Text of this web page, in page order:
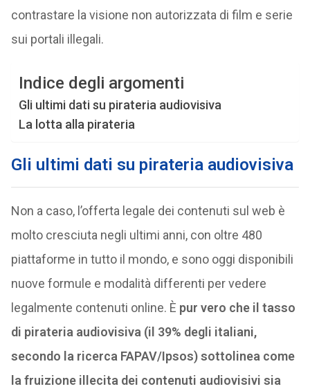
contrastare la visione non autorizzata di film e serie
sui portali illegali.
Indice degli argomenti
Gli ultimi dati su pirateria audiovisiva
La lotta alla pirateria
Gli ultimi dati su pirateria audiovisiva
Non a caso, l’offerta legale dei contenuti sul web è
molto cresciuta negli ultimi anni, con oltre 480
piattaforme in tutto il mondo, e sono oggi disponibili
nuove formule e modalità differenti per vedere
legalmente contenuti online. È pur vero che il tasso
di pirateria audiovisiva (il 39% degli italiani,
secondo la ricerca FAPAV/Ipsos) sottolinea come
la fruizione illecita dei contenuti audiovisivi sia